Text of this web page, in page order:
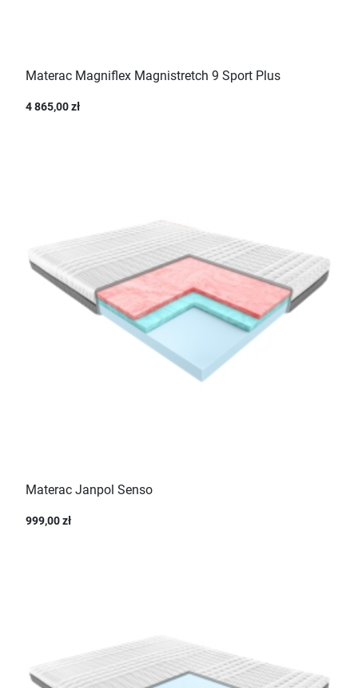
Materac Magniflex Magnistretch 9 Sport Plus
4 865,00 zł
Materac Janpol Senso
999,00 zł